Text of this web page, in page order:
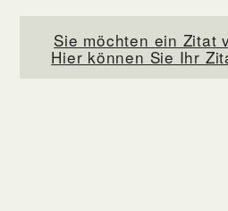
Sie möchten ein Zitat
Hier können Sie Ihr